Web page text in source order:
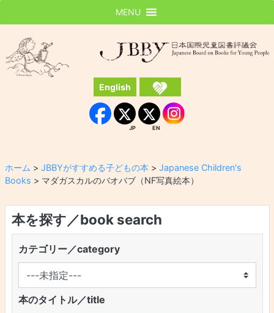
JBBY
English
Facebook
JP
JP
EN
EN Instagram
MENU
ホーム > JBBYがすすめる子どもの本 > Japanese Children's
Books > マダガスカルのバオバブ（NF写真絵本）
本を探す／book search
カテゴリー／category
本のタイトル／title